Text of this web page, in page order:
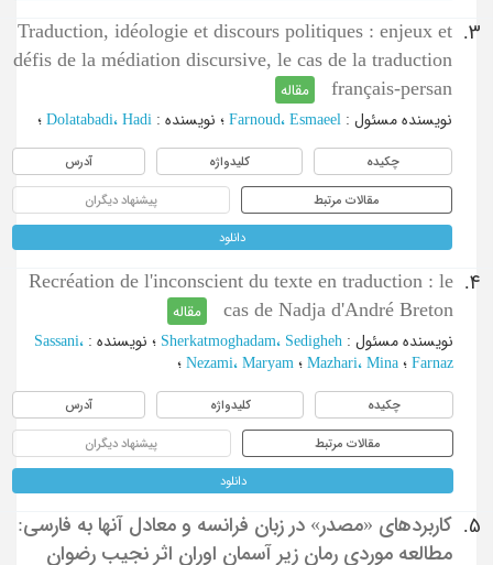
3.
Traduction, idéologie et discours politiques : enjeux et
défis de la médiation discursive, le cas de la traduction
français-persan
مقاله
نویسنده مسئول : Farnoud، Esmaeel؛ نویسنده: Dolatabadi، Hadi؛
چکیده کلیدواژه آدرس
مقالات مرتبط پیشنهاد دیگران
دانلود
4.
Recréation de l'inconscient du texte en traduction : le
cas de Nadja d'André Breton
مقاله
نویسنده مسئول : Sherkatmoghadam، Sedigheh؛ نویسنده: Sassani،
Farnaz؛ Mazhari، Mina؛ Nezami، Maryam؛
چکیده کلیدواژه آدرس
مقالات مرتبط پیشنهاد دیگران
دانلود
5.
کاربردهای «مصدر» در زبان فرانسه و معادل آنها به فارسی:
مطالعه موردی رمان زیر آسمان اوران اثر نجیب رضوان